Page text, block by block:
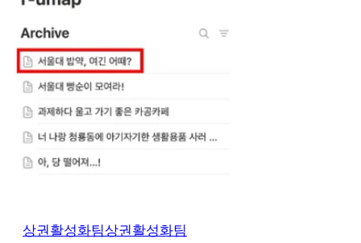
상권활성화팀상권활성화팀